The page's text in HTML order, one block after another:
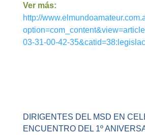
Ver más:
http://
03-31-00-42-
DIRIGENTES DEL MSD EN
ENCUENTRO DEL 1º